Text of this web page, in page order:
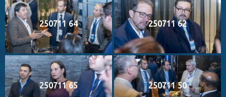
250711 64 250711 62
250711 65 250711 50